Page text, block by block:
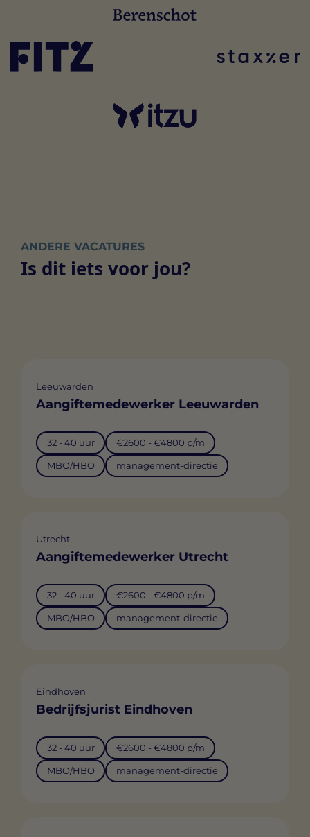
ANDERE VACATURES
Is dit iets voor jou?
Leeuwarden
Aangiftemedewerker Leeuwarden
32 - 40 uur €2600 - €4800 p/m
MBO/HBO management-directie
Utrecht
Aangiftemedewerker Utrecht
32 - 40 uur €2600 - €4800 p/m
MBO/HBO management-directie
Eindhoven
Bedrijfsjurist Eindhoven
32 - 40 uur €2600 - €4800 p/m
MBO/HBO management-directie